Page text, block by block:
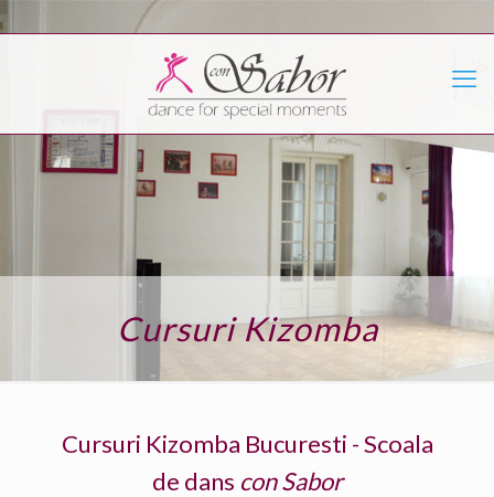
Cursuri Kizomba
Cursuri Kizomba Bucuresti - Scoala
de dans con Sabor